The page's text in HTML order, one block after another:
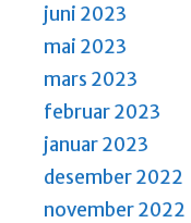
juni 2023
mai 2023
mars 2023
februar 2023
januar 2023
desember 2022
november 2022